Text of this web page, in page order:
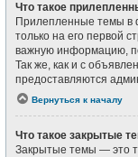
Что такое
Прилепленные темы в
только на его первой
важную информацию,
Так же, как и с
предоставляются
Вернуться к началу
Что такое закрытые
Закрытые темы — это